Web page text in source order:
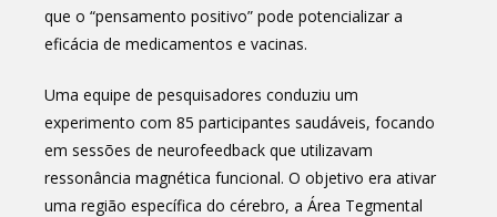
que o “pensamento positivo” pode potencializar a
eficácia de medicamentos e vacinas.
Uma equipe de pesquisadores conduziu um
experimento com 85 participantes saudáveis, focando
em sessões de neurofeedback que utilizavam
ressonância magnética funcional. O objetivo era ativar
uma região específica do cérebro, a Área Tegmental